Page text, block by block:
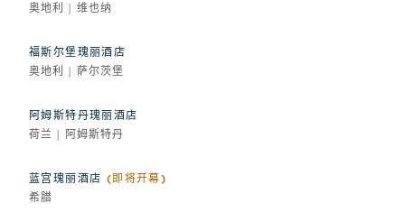
奥地利 | 维也纳
福斯尔堡瑰丽酒店
奥地利 | 萨尔茨堡
阿姆斯特丹瑰丽酒店
荷兰 | 阿姆斯特丹
蓝宫瑰丽酒店 (即将开幕)
希腊